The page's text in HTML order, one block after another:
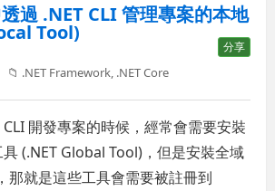
過 .NET CLI 管理專案的本地
Tool)
分享
📁 .NET Framework, .NET Core
開發專案的時候，經常會需要安裝
(.NET Global Tool)，但是安裝全域
那就是這些工具會需要被註冊到